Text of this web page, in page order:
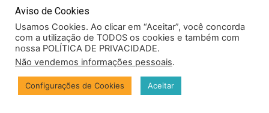
Privacidade
Aviso de Cookies
Usamos Cookies. Ao clicar em “Aceitar”, você concorda
com a utilização de TODOS os cookies e também com
nossa POLÍTICA DE PRIVACIDADE.
Não vendemos informações pessoais.
Configurações de Cookies Aceitar